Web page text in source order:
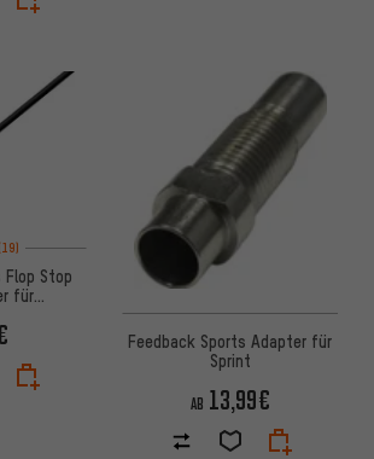
4,5 von 5 basierend auf 19 Bewertungen
(19)
Flop Stop
für
Feedback Sports Adapter für
Sprint
AB 13,99€